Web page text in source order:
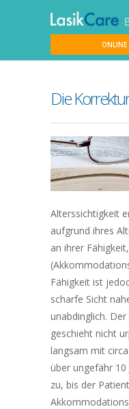
ONLINE
Die
Alterssichtigkeit
aufgrund ihres
an ihrer
Fähigkeit ist
scharfe Sicht
unabdinglich. Der
geschieht nicht
langsam mit
über ungefähr 10
zu, bis der